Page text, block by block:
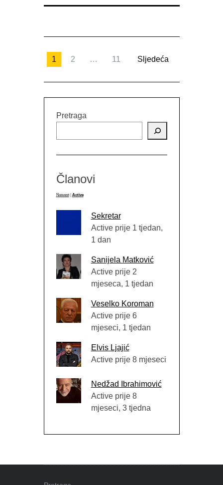
1 2 … 11 Sljedeća
Pretraga
Članovi
Newest Active
Sekretar
Active prije 1 tjedan,
1 dan
Sanijela Matković
Active prije 2
mjeseca, 1 tjedan
Veselko Koroman
Active prije 6
mjeseci, 1 tjedan
Elvis Ljajić
Active prije 8 mjeseci
Nedžad Ibrahimović
Active prije 8
mjeseci, 3 tjedna